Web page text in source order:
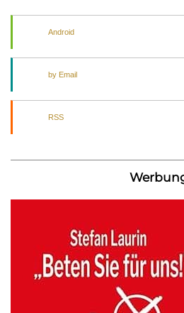
Android
by Email
RSS